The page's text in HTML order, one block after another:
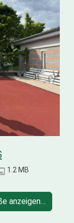
1.2 MB
anzeigen…